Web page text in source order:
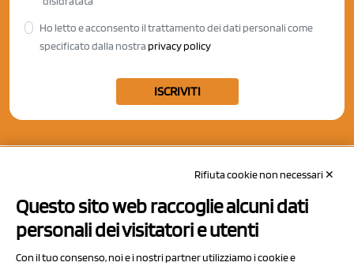
Ho letto e acconsento il trattamento dei dati personali come
specificato dalla nostra privacy policy
ISCRIVITI
Rifiuta cookie non necessari ✕
Questo sito web raccoglie alcuni dati
personali dei visitatori e utenti
Con il tuo consenso, noi e i nostri partner utilizziamo i cookie e